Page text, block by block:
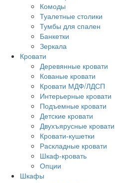
Комоды
Туалетные столики
Тумбы для спален
Банкетки
Зеркала
Кровати
Деревянные кровати
Кованые кровати
Кровати МДФ/ЛДСП
Интерьерные кровати
Подъемные кровати
Детские кровати
Двухъярусные кровати
Кровати-кушетки
Раскладные кровати
Шкаф-кровать
Опции
Шкафы